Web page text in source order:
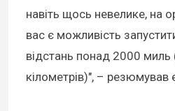
навіть щось невелике, на
вас є можливість
відстань понад 2000 миль
кілометрів)", – резюмував